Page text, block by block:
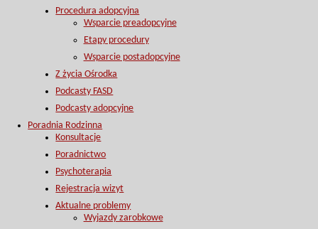
Procedura adopcyjna
Wsparcie preadopcyjne
Etapy procedury
Wsparcie postadopcyjne
Z życia Ośrodka
Podcasty FASD
Podcasty adopcyjne
Poradnia Rodzinna
Konsultacje
Poradnictwo
Psychoterapia
Rejestracja wizyt
Aktualne problemy
Wyjazdy zarobkowe